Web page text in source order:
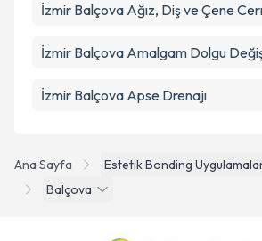
Ana Sayfa Estetik Bonding
Balçova
İzmir Balçova Ağız, Diş ve Çene
İzmir Balçova Amalgam Dolgu
İzmir Balçova Apse Drenajı